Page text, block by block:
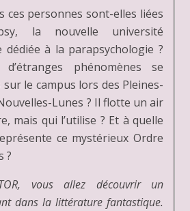
ces personnes sont-elles liées
la nouvelle université
dédiée à la parapsychologie ?
phénomènes se
le campus lors des Pleines-
Lunes ? Il flotte un air
mais qui l’utilise ? Et à quelle
ce mystérieux Ordre
?
vous allez découvrir un
dans la littérature fantastique.